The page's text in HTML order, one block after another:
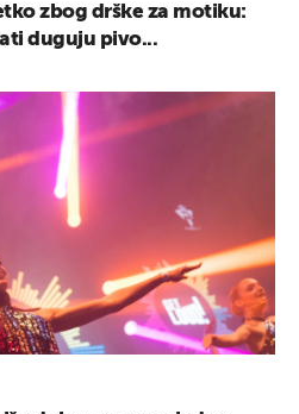
zbog drške za motiku:
duguju pivo...